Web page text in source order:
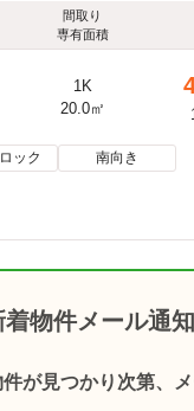
間取り
専有面積
1K
20.0㎡
ック 南向き
着物件メール通知
が見つかり次第、